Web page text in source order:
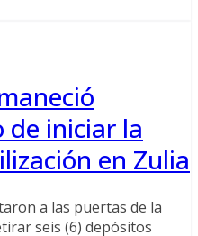
iniciar la
en Zulia
a las puertas de la
seis (6) depósitos